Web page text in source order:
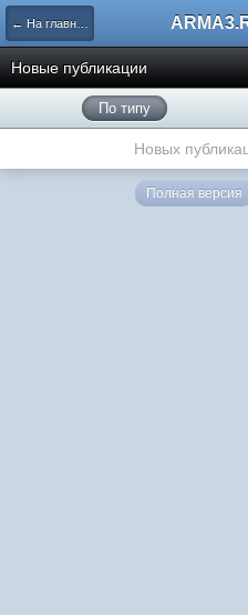
← На главную
Новые публикации
По типу
Новых
Полная версия